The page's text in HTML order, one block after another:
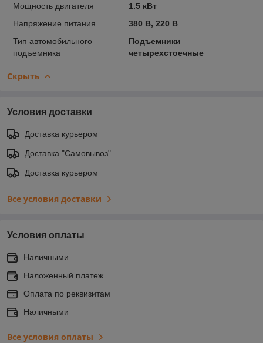
Мощность двигателя
1.5 кВт
Напряжение питания
380 В, 220 В
Тип автомобильного
подъемника
Подъемники
четырехстоечные
Скрыть
Условия доставки
Доставка курьером
Доставка "Самовывоз"
Доставка курьером
Все условия доставки
Условия оплаты
Наличными
Наложенный платеж
Оплата по реквизитам
Наличными
Все условия оплаты